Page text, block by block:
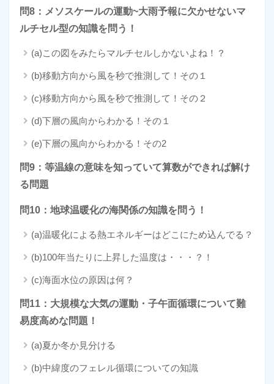
問8：メソスケールの運動~大雨予報に欠かせないマ
ルチセル型の知識を問う！
(a)この図をみたらマルチセルしかないよね！？
(b)移動方向から風を秒で推測して！その１
(c)移動方向から風を秒で推測して！その２
(d)下層の風向からわかる！その１
(e)下層の風向からわかる！その2
問9：等温線の意味を知っていて算数ができれば解け
る問題
問10：地球温暖化の海関係の知識を問う！
(a)温暖化による熱エネルギーはどこにため込んでる？
(b)100年当たりに上昇した温度は・・・？！
(c)海面水位の原因は何？
問11：大規模な大気の運動・子午面循環について難
易度高めな問題！
(a)夏か冬か見分ける
(b)中緯度のフェレル循環についての知識